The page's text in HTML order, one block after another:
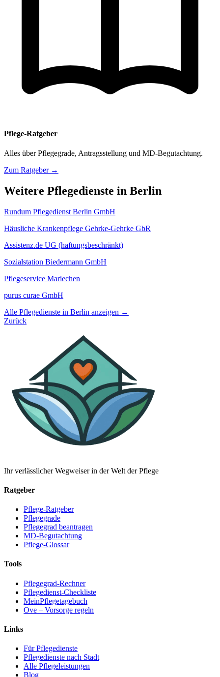
Pflege-Ratgeber
Alles über Pflegegrade, Antragsstellung und MD-Begutachtung.
Zum Ratgeber →
Weitere Pflegedienste in Berlin
Rundum Pflegedienst Berlin GmbH
Häusliche Krankenpflege Gehrke-Gehrke GbR
Assistenz.de UG (haftungsbeschränkt)
Sozialstation Biedermann GmbH
Pflegeservice Mariechen
purus curae GmbH
Alle Pflegedienste in Berlin anzeigen →
Zurück
Ihr verlässlicher Wegweiser in der Welt der Pflege
Ratgeber
Pflege-Ratgeber
Pflegegrade
Pflegegrad beantragen
MD-Begutachtung
Pflege-Glossar
Tools
Pflegegrad-Rechner
Pflegedienst-Checkliste
MeinPflegetagebuch
Ove – Vorsorge regeln
Links
Für Pflegedienste
Pflegedienste nach Stadt
Alle Pflegeleistungen
Blog